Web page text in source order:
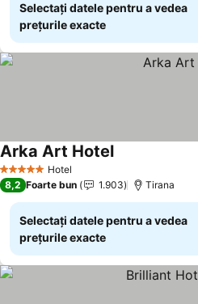
Selectați datele pentru a vedea
prețurile exacte
5 Stele Hotel
Arka Art Hotel
8,2 Foarte bun 1.903 Tirana
Selectați datele pentru a vedea
prețurile exacte